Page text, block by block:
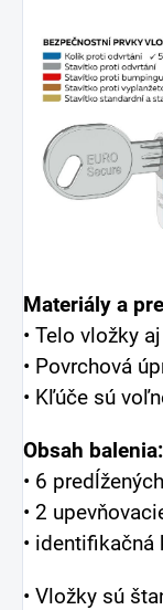
Materiály a
• Telo vložky
• Povrchová
• Kľúče sú
Obsah balenia:
• 6
• 2
• identifikačná
• Vložky sú